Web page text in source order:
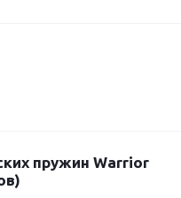
пружин Warrior